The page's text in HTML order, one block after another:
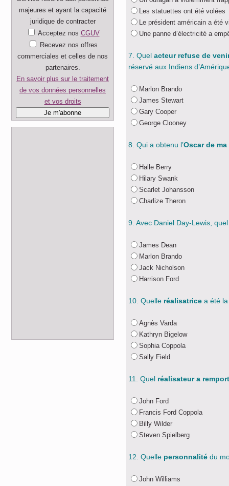
majeures et ayant la capacité
juridique de contracter
Acceptez nos CGUV
Recevez nos offres
commerciales et celles de nos
partenaires.
En savoir plus sur le traitement
de vos données personnelles
et vos droits
Les statuettes ont été volées
Le président américain a été
Une panne d’électricité a
7. Quel acteur refuse de
réservé aux Indiens
Marlon Brando
James Stewart
Gary Cooper
George Clooney
8. Qui a obtenu l’Oscar de
Halle Berry
Hilary Swank
Scarlet Johansson
Charlize Theron
9. Avec Daniel Day-Lewis,
James Dean
Marlon Brando
Jack Nicholson
Harrison Ford
10. Quelle réalisatrice a été
Agnès Varda
Kathryn Bigelow
Sophia Coppola
Sally Field
11. Quel réalisateur a
John Ford
Francis Ford Coppola
Billy Wilder
Steven Spielberg
12. Quelle personnalité du
John Williams